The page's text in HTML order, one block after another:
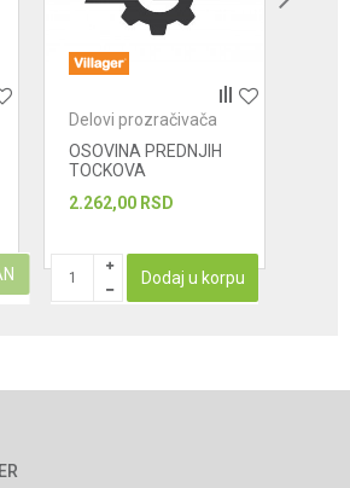
Delovi prozračivača
OSOVINA PREDNJIH
TOCKOVA
2.262,00 RSD
Dodaj u korpu